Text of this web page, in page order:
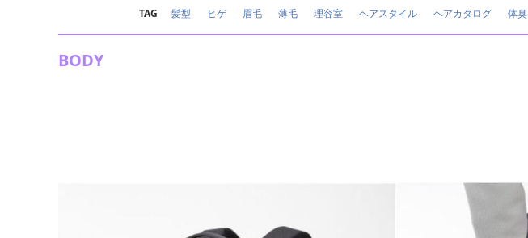
TAG 髪型 ヒゲ 眉毛 薄毛 理容室 ヘアスタイル ヘアカタログ 体臭
BODY